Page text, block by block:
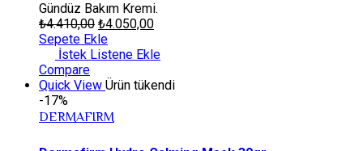
Gündüz Bakım Kremi.
₺4.410,00 ₺4.050,00
Sepete Ekle
İstek Listene Ekle
Compare
Quick View Ürün tükendi
-17%
DERMAFIRM